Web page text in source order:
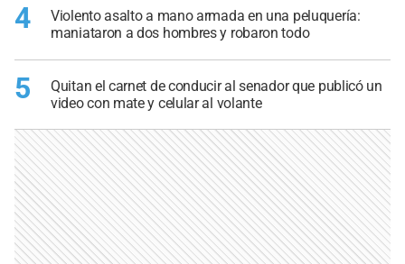
4
Violento asalto a mano armada en una peluquería:
maniataron a dos hombres y robaron todo
5
Quitan el carnet de conducir al senador que publicó un
video con mate y celular al volante